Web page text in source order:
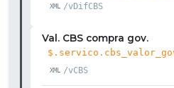
/vDifCBS
Val. CBS compra gov.
/vCBS